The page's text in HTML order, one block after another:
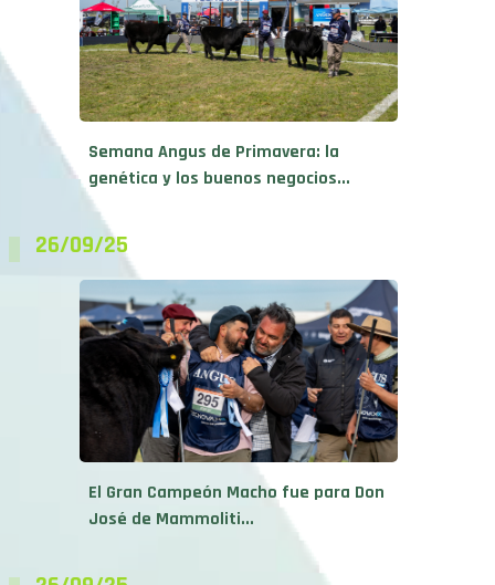
Semana Angus de Primavera: la
genética y los buenos negocios...
26/09/25
El Gran Campeón Macho fue para Don
José de Mammoliti...